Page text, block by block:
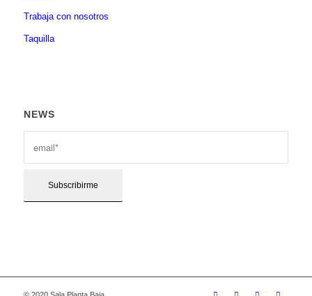
Trabaja con nosotros
Taquilla
NEWS